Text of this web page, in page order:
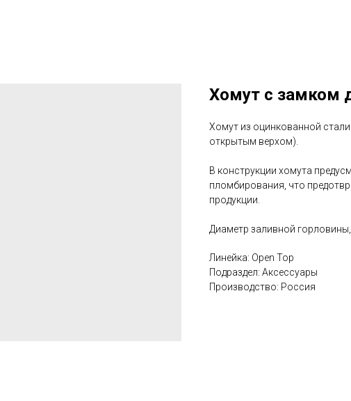
Хомут с замком
Хомут из оцинкованной
открытым верхом).
В конструкции хомута
пломбирования, что
продукции.
Диаметр заливной
Линейка: Open Top
Подраздел: Аксессуары
Производство: Россия